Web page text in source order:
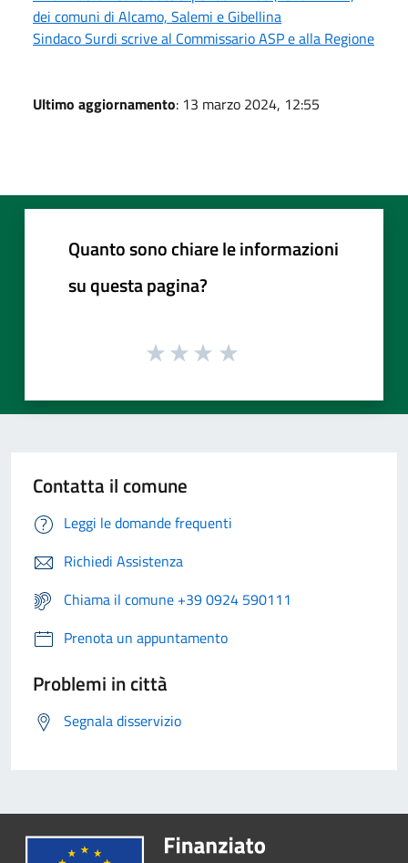
dei comuni di Alcamo, Salemi e Gibellina
Sindaco Surdi scrive al Commissario ASP e alla Regione
Ultimo aggiornamento: 13 marzo 2024, 12:55
Quanto sono chiare le informazioni
su questa pagina?
Contatta il comune
Leggi le domande frequenti
Richiedi Assistenza
Chiama il comune +39 0924 590111
Prenota un appuntamento
Problemi in città
Segnala disservizio